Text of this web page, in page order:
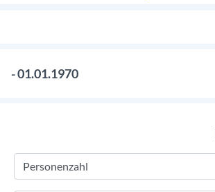
- 01.01.1970